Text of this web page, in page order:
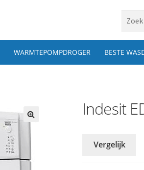
 naar:
WARMTEPOMPDROGER BESTE
Indesit
Vergelijk